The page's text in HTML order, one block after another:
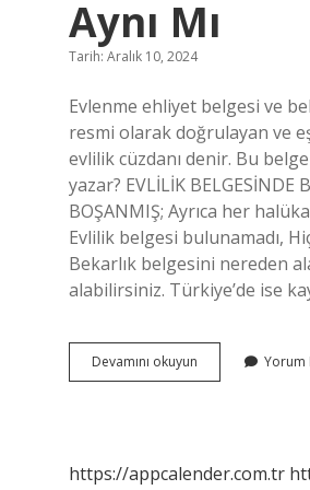
Aynı Mı
Tarih: Aralık 10, 2024
Evlenme ehliyet belgesi ve
resmi olarak doğrulayan ve
evlilik cüzdanı denir. Bu
yazar? EVLİLİK
BOŞANMIŞ; Ayrıca her
Evlilik belgesi bulunamadı,
Bekarlık belgesini nereden
alabilirsiniz. Türkiye’de ise
Devamını okuyun Bekarlık
Belgesi
Aynı
Yorum
https://appcalender.com.tr